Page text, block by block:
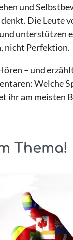
und
Die Leute
unterstützen
nicht Perfektion.
– und
Welche
ihr am meisten
Thema!